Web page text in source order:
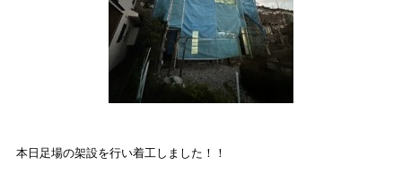
本日足場の架設を行い着工しました！！